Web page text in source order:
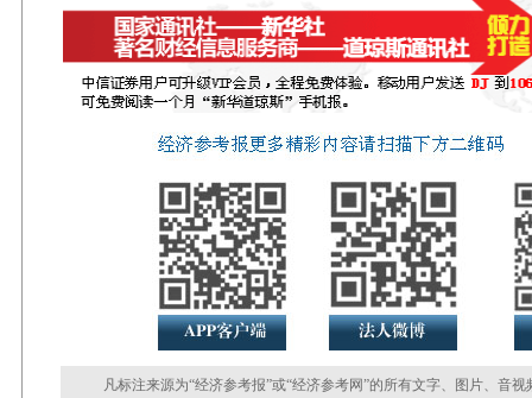
凡标注来源为“经济参考报”或“经济参考网”的所有文字、图片、音视